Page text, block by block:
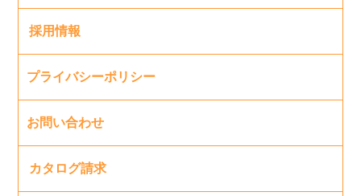
採用情報
プライバシーポリシー
お問い合わせ
カタログ請求